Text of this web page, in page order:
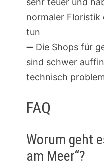
sehr teuer und
normaler Floristik
tun
➖ Die Shops für
sind schwer
technisch
FAQ
Worum geht
am Meer“?